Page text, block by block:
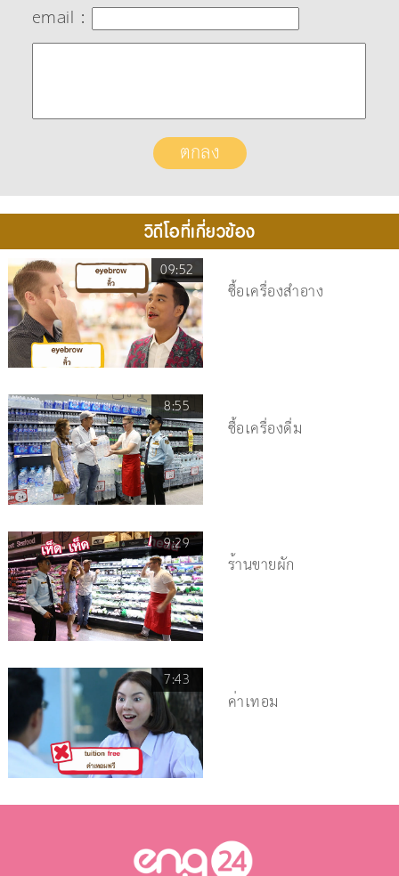
email :
วิดีโอที่เกี่ยวข้อง
09:52
ซื้อเครื่องสำอาง
8:55
ซื้อเครื่องดื่ม
9:29
ร้านขายผัก
7:43
ค่าเทอม